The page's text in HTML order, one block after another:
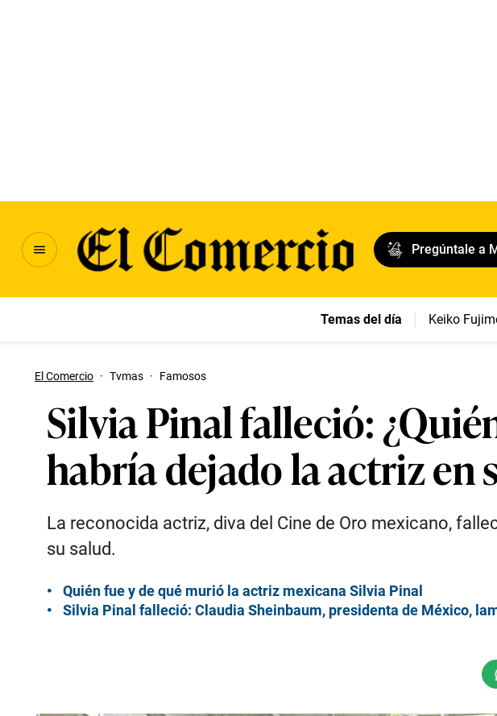
Pregúntale a
Temas del día Keiko
El Comercio · Tvmas · Famosos
Silvia Pinal falleció:
habría dejado la actriz en
La reconocida actriz, diva del Cine de Oro mexicano,
su salud.
Quién fue y de qué murió la actriz mexicana Silvia Pinal
Silvia Pinal falleció: Claudia Sheinbaum, presidenta de México,